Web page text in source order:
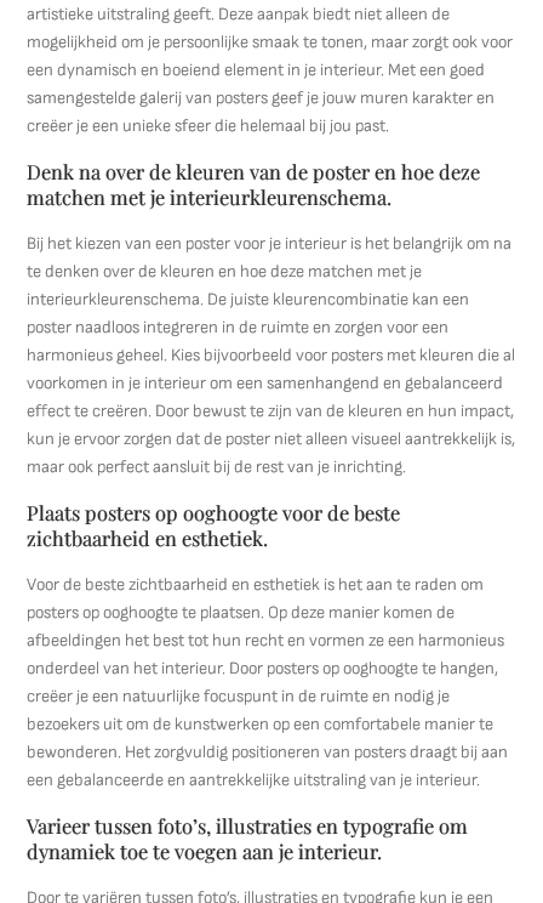
artistieke uitstraling geeft. Deze aanpak biedt niet alleen de
mogelijkheid om je persoonlijke smaak te tonen, maar zorgt ook voor
een dynamisch en boeiend element in je interieur. Met een goed
samengestelde galerij van posters geef je jouw muren karakter en
creëer je een unieke sfeer die helemaal bij jou past.
Denk na over de kleuren van de poster en hoe deze
matchen met je interieurkleurenschema.
Bij het kiezen van een poster voor je interieur is het belangrijk om na
te denken over de kleuren en hoe deze matchen met je
interieurkleurenschema. De juiste kleurencombinatie kan een
poster naadloos integreren in de ruimte en zorgen voor een
harmonieus geheel. Kies bijvoorbeeld voor posters met kleuren die al
voorkomen in je interieur om een samenhangend en gebalanceerd
effect te creëren. Door bewust te zijn van de kleuren en hun impact,
kun je ervoor zorgen dat de poster niet alleen visueel aantrekkelijk is,
maar ook perfect aansluit bij de rest van je inrichting.
Plaats posters op ooghoogte voor de beste
zichtbaarheid en esthetiek.
Voor de beste zichtbaarheid en esthetiek is het aan te raden om
posters op ooghoogte te plaatsen. Op deze manier komen de
afbeeldingen het best tot hun recht en vormen ze een harmonieus
onderdeel van het interieur. Door posters op ooghoogte te hangen,
creëer je een natuurlijke focuspunt in de ruimte en nodig je
bezoekers uit om de kunstwerken op een comfortabele manier te
bewonderen. Het zorgvuldig positioneren van posters draagt bij aan
een gebalanceerde en aantrekkelijke uitstraling van je interieur.
Varieer tussen foto’s, illustraties en typografie om
dynamiek toe te voegen aan je interieur.
Door te variëren tussen foto’s, illustraties en typografie kun je een